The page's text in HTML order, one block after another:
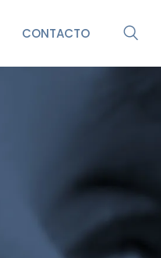
CONTACTO